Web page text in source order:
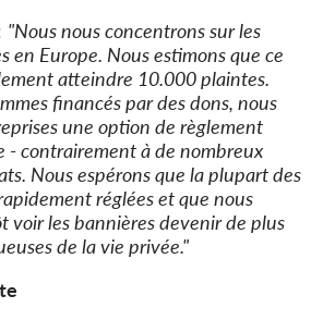
"Nous nous concentrons sur les
en Europe. Nous estimons que ce
atteindre 10.000 plaintes.
financés par des dons, nous
une option de règlement
- contrairement à de nombreux
Nous espérons que la plupart des
réglées et que nous
voir les bannières devenir de plus
de la vie privée."